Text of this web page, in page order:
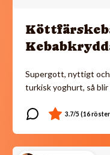
Supergott, nyttigt
turkisk yoghurt, så